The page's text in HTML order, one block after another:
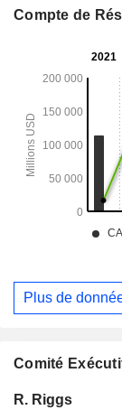
Comité
Dirigeant
R. Riggs
Compte de
Plus de